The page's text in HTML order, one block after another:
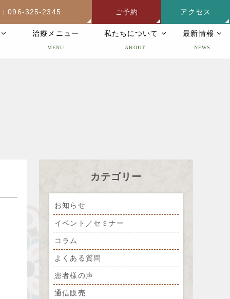
096-325-2345 ご予約 アクセス
治療メニュー
MENU
私たちについて
ABOUT
最新情報
NEWS
カテゴリー
お知らせ
イベント／セミナー
コラム
よくある質問
患者様の声
通信販売